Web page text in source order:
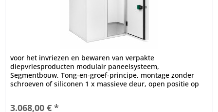
voor het invriezen en bewaren van verpakte
diepvriesproducten modulair paneelsysteem,
Segmentbouw, Tong-en-groef-principe, montage zonder
schroeven of siliconen 1 x massieve deur, open positie op
3.068,00 € *